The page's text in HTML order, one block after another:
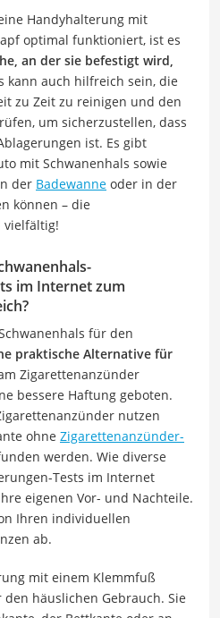
Handyhalterung mit
optimal funktioniert, ist es
an der sie befestigt wird,
kann auch hilfreich sein, die
zu Zeit zu reinigen und den
um sicherzustellen, dass
ist. Es gibt
mit Schwanenhals sowie
der Badewanne oder in der
können – die
vielfältig!
im Internet zum
für den
praktische Alternative für
Zigarettenanzünder
bessere Haftung geboten.
nutzen
ohne Zigarettenanzünder-
werden. Wie diverse
Tests im Internet
eigenen Vor- und Nachteile.
Ihren individuellen
ab.
mit einem Klemmfuß
häuslichen Gebrauch. Sie